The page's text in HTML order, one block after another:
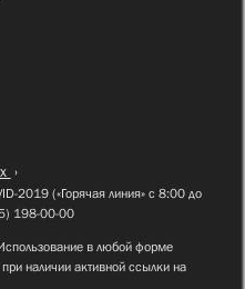
2019 («Горячая линия» с 8:00 до
198-00-00
в любой форме
наличии активной ссылки на